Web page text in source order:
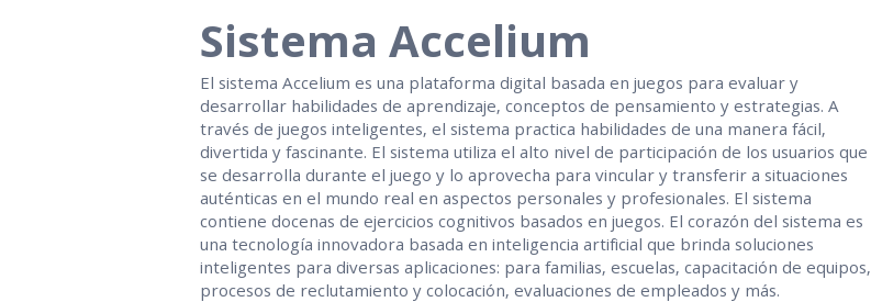
Sistema Accelium
El sistema Accelium es una plataforma digital basada en juegos para evaluar y
desarrollar habilidades de aprendizaje, conceptos de pensamiento y estrategias. A
través de juegos inteligentes, el sistema practica habilidades de una manera fácil,
divertida y fascinante. El sistema utiliza el alto nivel de participación de los usuarios que
se desarrolla durante el juego y lo aprovecha para vincular y transferir a situaciones
auténticas en el mundo real en aspectos personales y profesionales. El sistema
contiene docenas de ejercicios cognitivos basados ​​en juegos. El corazón del sistema es
una tecnología innovadora basada en inteligencia artificial que brinda soluciones
inteligentes para diversas aplicaciones: para familias, escuelas, capacitación de equipos,
procesos de reclutamiento y colocación, evaluaciones de empleados y más.